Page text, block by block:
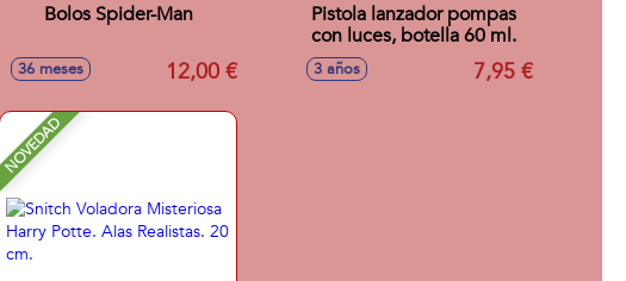
Bolos Spider-Man
36 meses 12,00 €
Pistola lanzador pompas
con luces, botella 60 ml.
3 años 7,95 €
NOVEDAD